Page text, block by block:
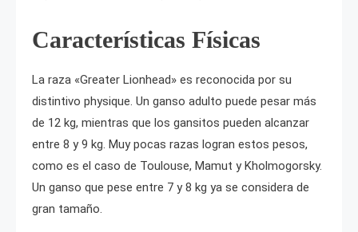
Características Físicas
La raza «Greater Lionhead» es reconocida por su
distintivo physique. Un ganso adulto puede pesar más
de 12 kg, mientras que los gansitos pueden alcanzar
entre 8 y 9 kg. Muy pocas razas logran estos pesos,
como es el caso de Toulouse, Mamut y Kholmogorsky.
Un ganso que pese entre 7 y 8 kg ya se considera de
gran tamaño.